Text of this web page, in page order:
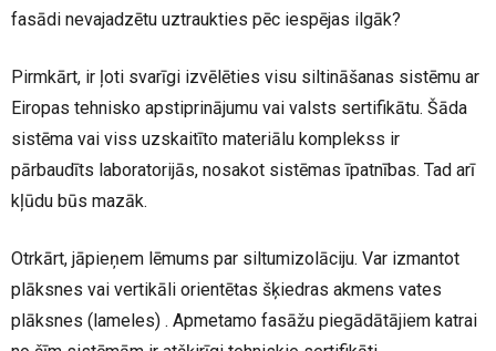
fasādi nevajadzētu uztraukties pēc iespējas ilgāk?
Pirmkārt, ir ļoti svarīgi izvēlēties visu siltināšanas sistēmu ar
Eiropas tehnisko apstiprinājumu vai valsts sertifikātu. Šāda
sistēma vai viss uzskaitīto materiālu komplekss ir
pārbaudīts laboratorijās, nosakot sistēmas īpatnības. Tad arī
kļūdu būs mazāk.
Otrkārt, jāpieņem lēmums par siltumizolāciju. Var izmantot
plāksnes vai vertikāli orientētas šķiedras akmens vates
plāksnes (lameles) . Apmetamo fasāžu piegādātājiem katrai